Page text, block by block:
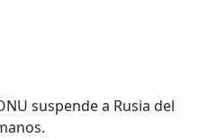
suspende a Rusia del